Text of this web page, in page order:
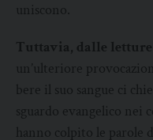
uniscono.
Tuttavia, dalle letture
un’ulteriore
bere il suo sangue ci
sguardo evangelico
hanno colpito le parole